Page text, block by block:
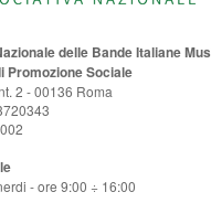
delle Bande Italiane
Promozione Sociale
2 - 00136 Roma
- ore 9:00 ÷ 16:00